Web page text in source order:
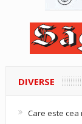
DIVERSE
Care este